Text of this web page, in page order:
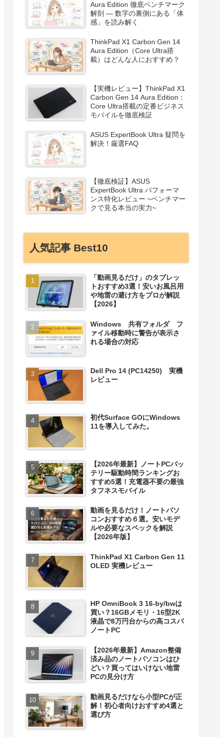
Aura Edition 徹底ベンチマーク
解剖 ― 数字の裏側にある「体
感」を読み解く
ThinkPad X1 Carbon Gen 14
Aura Edition（Core Ultra搭
載）はどんな人におすすめ？
【実機レビュー】ThinkPad X1
Carbon Gen 14 Aura Edition：
Core Ultra搭載の定番ビジネス
モバイルを徹底検証
ASUS ExpertBook Ultra 疑問を
解決！厳選FAQ
【徹底検証】ASUS
ExpertBook Ultra パフォーマ
ンス特化レビュー ~ベンチマー
クで見る本当の実力~
人気記事 Best10
「動画見るだけ」のタブレッ
トおすすめ3選！安いお風呂用
や地雷の避け方をプロが解説
【2026】
Windows 共有フォルダ フ
ァイル移動時に警告が表示さ
れる場合の対応
Dell Pro 14 (PC14250) 実機
レビュー
初代Surface GOにWindows
11を導入してみた。
【2026年最新】ノートPCバッ
テリー駆動時間ランキングお
すすめ5選！充電器不要の最強
タフネスモバイル
動画を見るだけ！ノートパソ
コンおすすめ６選。安いモデ
ルや必要なスペックを解説
【2026年版】
ThinkPad X1 Carbon Gen 11
OLED 実機レビュー
HP OmniBook 3 16-by/bwは
買い？16GBメモリ・16型2K
液晶で8万円台からの高コスパ
ノートPC
【2026年最新】Amazon整備
済み品のノートパソコンはひ
どい？買ってはいけない地雷
PCの見分け方
動画見るだけなら小型PCが正
解！初心者向けおすすめ4選と
選び方